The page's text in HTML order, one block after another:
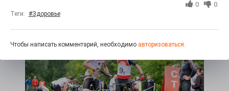
0 0
Теги: #Здоровье
Чтобы написать комментарий, необходимо авторизоваться.